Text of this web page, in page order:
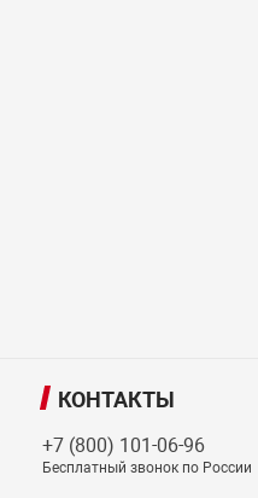
КОНТАКТЫ
+7 (800) 101-06-96
Бесплатный звонок по России